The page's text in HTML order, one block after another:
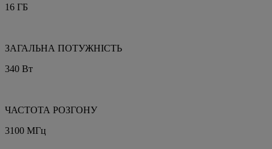
16 ГБ
ЗАГАЛЬНА ПОТУЖНІСТЬ
340 Вт
ЧАСТОТА РОЗГОНУ
3100 MГц